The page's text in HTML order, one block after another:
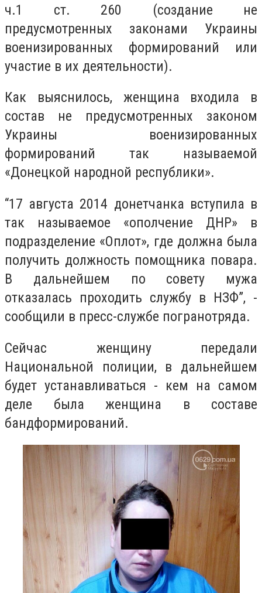
ч.1 ст. 260 (создание не
предусмотренных законами Украины
военизированных формирований или
участие в их деятельности).
Как выяснилось, женщина входила в
состав не предусмотренных законом
Украины военизированных
формирований так называемой
«Донецкой народной республики».
“17 августа 2014 донетчанка вступила в
так называемое «ополчение ДНР» в
подразделение «Оплот», где должна была
получить должность помощника повара.
В дальнейшем по совету мужа
отказалась проходить службу в НЗФ”, -
сообщили в пресс-службе погранотряда.
Сейчас женщину передали
Национальной полиции, в дальнейшем
будет устанавливаться - кем на самом
деле была женщина в составе
бандформирований.